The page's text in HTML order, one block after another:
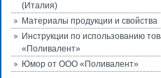
(Италия)
Материалы продукции и свойства
Инструкции по использованию
«Поливалент»
Юмор от ООО «Поливалент»